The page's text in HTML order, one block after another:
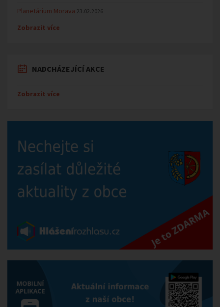
Planetárium Morava 23.02.2026
Zobrazit více
NADCHÁZEJÍCÍ AKCE
Zobrazit více